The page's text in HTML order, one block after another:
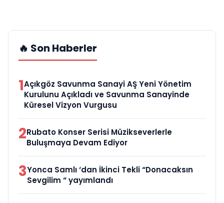
🔥 Son Haberler
1Açıkgöz Savunma Sanayi AŞ Yeni Yönetim
Kurulunu Açıkladı ve Savunma Sanayinde
Küresel Vizyon Vurgusu
2Rubato Konser Serisi Müzikseverlerle
Buluşmaya Devam Ediyor
3Yonca Samlı ‘dan İkinci Tekli “Donacaksın
Sevgilim “ yayımlandı